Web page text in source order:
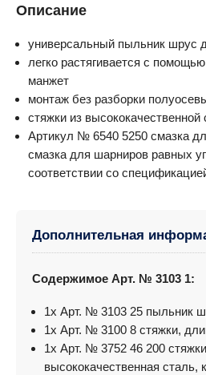
Описание
универсальный пыльник шруc
легко растягивается с
манжет
монтаж без разборки
стяжки из высококачественной
Артикул № 6540 5250 смазка
смазка для шарниров равных
соответствии со
Дополнительная
Содержимое Арт. № 3103 1:
1x Арт. № 3103 25 пыльник
1x Арт. № 3100 8 стяжки,
1x Арт. № 3752 46 200
высококачественная сталь,